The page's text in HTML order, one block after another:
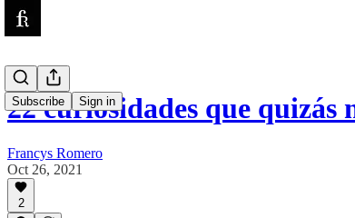
Subscribe Sign in
22 curiosidades que quizás
Francys Romero
Oct 26, 2021
2